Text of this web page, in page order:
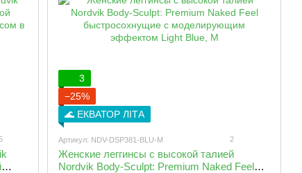
3
−25%
🌊 ЕКВАТОР ЛІТА
Артикул: NDV-DSP381-BLU-M 2
Женские леггинсы с высокой талией
Nordvik Body-Sculpt: Premium Naked Feel